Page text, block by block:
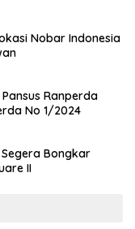
Nobar Indonesia
Ranperda
No 1/2024
Segera Bongkar
II